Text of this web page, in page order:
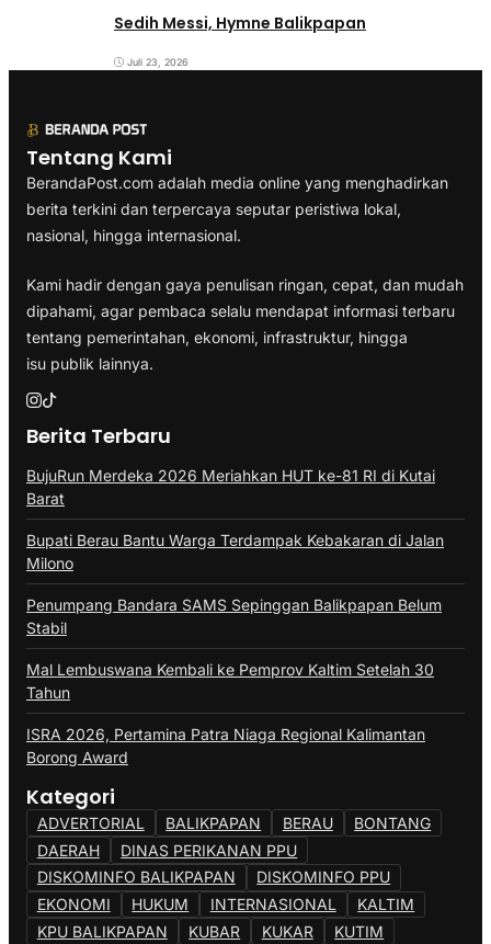
Sedih Messi, Hymne Balikpapan
Juli 23, 2026
Tentang Kami
BerandaPost.com adalah media online yang menghadirkan
berita terkini dan terpercaya seputar peristiwa lokal,
nasional, hingga internasional.
Kami hadir dengan gaya penulisan ringan, cepat, dan mudah
dipahami, agar pembaca selalu mendapat informasi terbaru
tentang pemerintahan, ekonomi, infrastruktur, hingga
isu publik lainnya.
Berita Terbaru
BujuRun Merdeka 2026 Meriahkan HUT ke-81 RI di Kutai
Barat
Bupati Berau Bantu Warga Terdampak Kebakaran di Jalan
Milono
Penumpang Bandara SAMS Sepinggan Balikpapan Belum
Stabil
Mal Lembuswana Kembali ke Pemprov Kaltim Setelah 30
Tahun
ISRA 2026, Pertamina Patra Niaga Regional Kalimantan
Borong Award
Kategori
ADVERTORIAL BALIKPAPAN BERAU
BONTANG
DAERAH
DINAS PERIKANAN PPU
DISKOMINFO BALIKPAPAN
DISKOMINFO PPU
EKONOMI
HUKUM INTERNASIONAL
KALTIM
KPU BALIKPAPAN
KUBAR KUKAR KUTIM